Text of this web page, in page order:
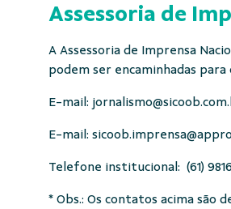
Assessoria de
A Assessoria de Imprensa
podem ser encaminhadas para
E-mail:
E-mail:
Telefone institucional: (61)
* Obs.: Os contatos acima são